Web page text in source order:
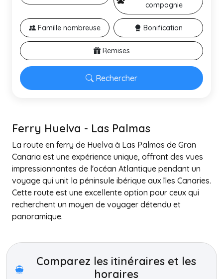
Rechercher
compagnie
Famille nombreuse Bonification
Remises
Ferry Huelva - Las Palmas
La route en ferry de Huelva à Las Palmas de Gran
Canaria est une expérience unique, offrant des vues
impressionnantes de l'océan Atlantique pendant un
voyage qui unit la péninsule ibérique aux îles Canaries.
Cette route est une excellente option pour ceux qui
recherchent un moyen de voyager détendu et
panoramique.
+
Comparez les itinéraires et les
horaires